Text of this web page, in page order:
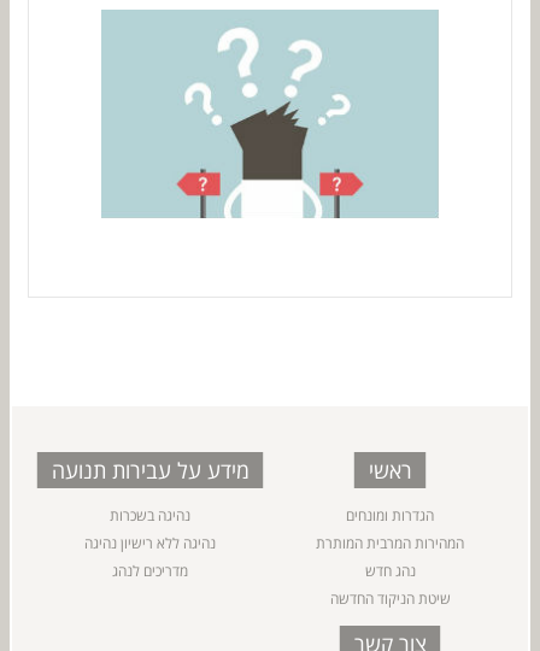
ראשי
הגדרות ומונחים
המהירות המרבית המותרת
נהג חדש
שיטת הניקוד החדשה
מידע על עבירות תנועה
נהיגה בשכרות
נהיגה ללא רישיון נהיגה
מדריכים לנהג
צור קשר